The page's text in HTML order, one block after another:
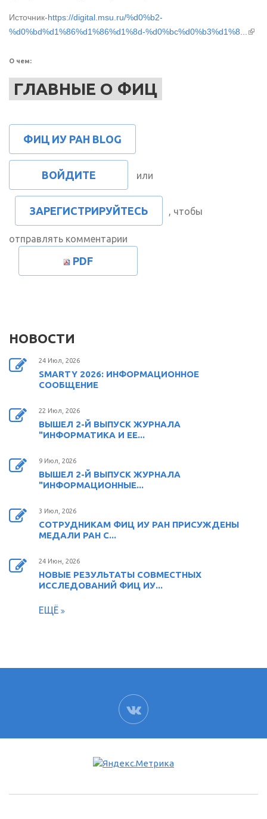
Источник-https://digital.msu.ru/%d0%b2-
%d0%bd%d1%86%d1%86%d1%8d-%d0%bc%d0%b3%d1%8...
О чем:
ГЛАВНЫЕ О ФИЦ
ФИЦ ИУ РАН BLOG
ВОЙДИТЕ или
ЗАРЕГИСТРИРУЙТЕСЬ , чтобы
отправлять комментарии
PDF
НОВОСТИ
24 Июл, 2026
SMARTY 2026: ИНФОРМАЦИОННОЕ
СООБЩЕНИЕ
22 Июл, 2026
ВЫШЕЛ 2-Й ВЫПУСК ЖУРНАЛА
"ИНФОРМАТИКА И ЕЕ...
9 Июл, 2026
ВЫШЕЛ 2-Й ВЫПУСК ЖУРНАЛА
"ИНФОРМАЦИОННЫЕ...
3 Июл, 2026
СОТРУДНИКАМ ФИЦ ИУ РАН ПРИСУЖДЕНЫ
МЕДАЛИ РАН С...
24 Июн, 2026
НОВЫЕ РЕЗУЛЬТАТЫ СОВМЕСТНЫХ
ИССЛЕДОВАНИЙ ФИЦ ИУ...
ЕЩЁ
ВК